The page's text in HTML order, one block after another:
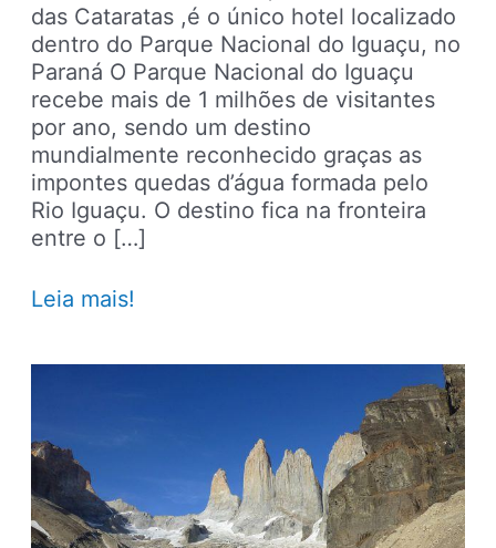
das Cataratas ,é o único hotel localizado
dentro do Parque Nacional do Iguaçu, no
Paraná O Parque Nacional do Iguaçu
recebe mais de 1 milhões de visitantes
por ano, sendo um destino
mundialmente reconhecido graças as
impontes quedas d’água formada pelo
Rio Iguaçu. O destino fica na fronteira
entre o […]
Já
do
Parque
Nacional
do
Leia mais!